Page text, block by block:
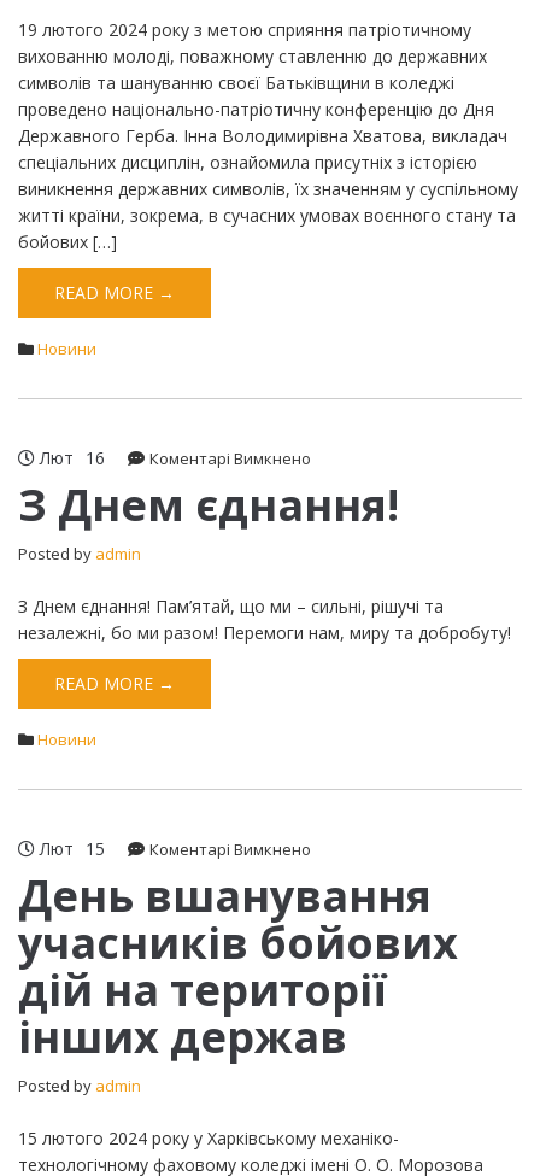
19 лютого 2024 року з метою сприяння патріотичному
вихованню молоді, поважному ставленню до державних
символів та шануванню своєї Батьківщини в коледжі
проведено національно-патріотичну конференцію до Дня
Державного Герба. Інна Володимирівна Хватова, викладач
спеціальних дисциплін, ознайомила присутніх з історією
виникнення державних символів, їх значенням у суспільному
житті країни, зокрема, в сучасних умовах воєнного стану та
бойових […]
READ MORE →
Новини
Лют 16 Коментарі Вимкнено
Днем
З Днем єднання!
Posted by admin
З Днем єднання! Пам’ятай, що ми – сильні, рішучі та
незалежні, бо ми разом! Перемоги нам, миру та добробуту!
READ MORE →
Новини
Лют 15 Коментарі Вимкнено
вшанування
учасників
бойових
на
території
інших
День вшанування
учасників бойових
дій на території
інших держав
Posted by admin
15 лютого 2024 року у Харківському механіко-
технологічному фаховому коледжі імені О. О. Морозова